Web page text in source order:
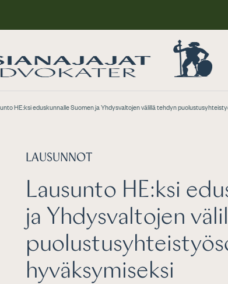
HE:ksi eduskunnalle Suomen ja Yhdysvaltojen välillä tehdyn
LAUSUNNOT
Lausunto HE:ksi
ja Yhdysvaltojen
hyväksymiseksi